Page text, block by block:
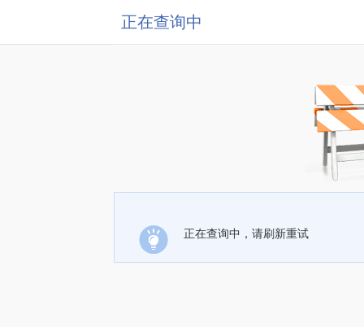
正在查询中
正在查询中，请刷新重试